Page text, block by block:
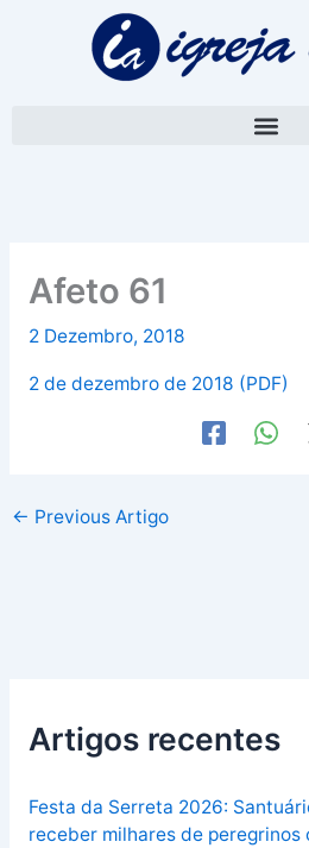
Afeto 61
2 Dezembro, 2018
2 de dezembro de 2018 (PDF)
← Previous Artigo
Artigos recentes
Festa da Serreta 2026:
receber milhares de